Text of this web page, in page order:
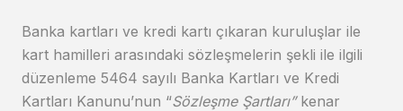
Banka kartları ve kredi kartı çıkaran kuruluşlar ile
kart hamilleri arasındaki sözleşmelerin şekli ile ilgili
düzenleme 5464 sayılı Banka Kartları ve Kredi
Kartları Kanunu’nun “Sözleşme Şartları” kenar